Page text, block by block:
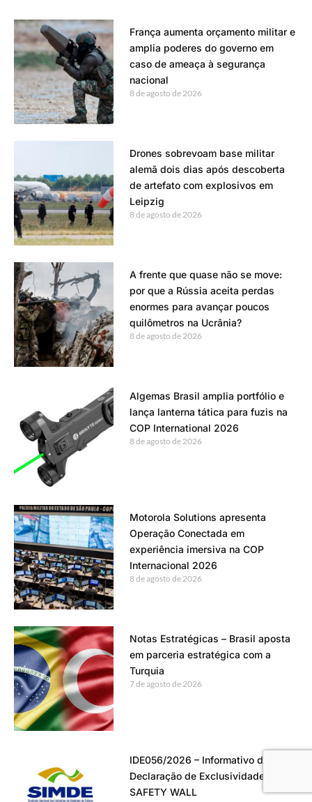
França aumenta orçamento militar e
amplia poderes do governo em
caso de ameaça à segurança
nacional
8 de agosto de 2026
Drones sobrevoam base militar
alemã dois dias após descoberta
de artefato com explosivos em
Leipzig
8 de agosto de 2026
A frente que quase não se move:
por que a Rússia aceita perdas
enormes para avançar poucos
quilômetros na Ucrânia?
8 de agosto de 2026
Algemas Brasil amplia portfólio e
lança lanterna tática para fuzis na
COP International 2026
8 de agosto de 2026
Motorola Solutions apresenta
Operação Conectada em
experiência imersiva na COP
Internacional 2026
8 de agosto de 2026
Notas Estratégicas – Brasil aposta
em parceria estratégica com a
Turquia
7 de agosto de 2026
IDE056/2026 – Informativo de
Declaração de Exclusividade –
SAFETY WALL